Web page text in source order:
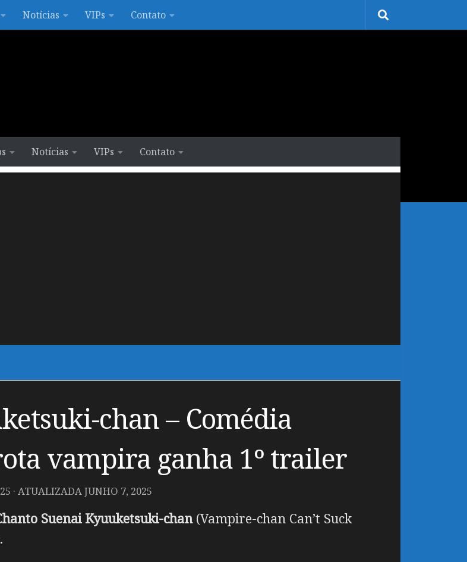
Notícias VIPs Contato
Notícias VIPs Contato
chan – Comédia
vampira ganha 1º trailer
· ATUALIZADAJUNHO 7, 2025
Suenai Kyuuketsuki-chan(Vampire-chan Can’t Suck